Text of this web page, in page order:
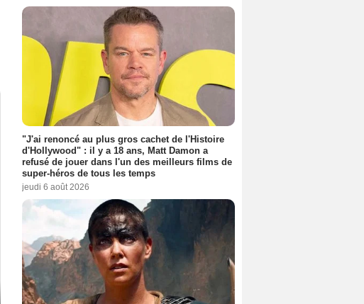
"J'ai renoncé au plus gros cachet de l'Histoire
d'Hollywood" : il y a 18 ans, Matt Damon a
refusé de jouer dans l'un des meilleurs films de
super-héros de tous les temps
jeudi 6 août 2026